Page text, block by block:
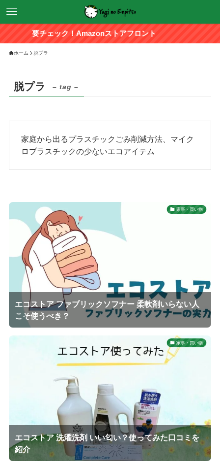
要チェック！Amazonストアフロント
ホーム 脱プラ
脱プラ – tag –
家庭から出るプラスチックごみ削減方法、マイク
ロプラスチックの少ないエコアイテム
家事・買い物
エコストア ファブリックソフナー 柔軟剤いらない人
こそ使うべき？
家事・買い物
エコストア 洗濯洗剤 いい匂い？使ってみた口コミを
紹介